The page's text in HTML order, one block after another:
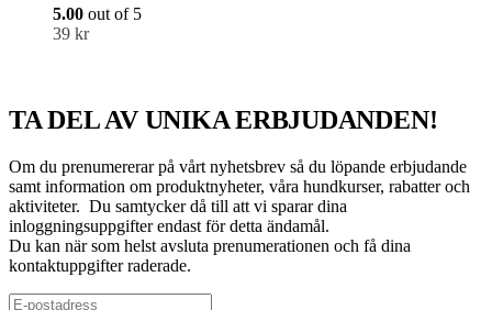
5.00 out of 5
39 kr
TA DEL AV UNIKA ERBJUDANDEN!
Om du prenumererar på vårt nyhetsbrev så du löpande erbjudande
samt information om produktnyheter, våra hundkurser, rabatter och
aktiviteter. Du samtycker då till att vi sparar dina
inloggningsuppgifter endast för detta ändamål.
Du kan när som helst avsluta prenumerationen och få dina
kontaktuppgifter raderade.